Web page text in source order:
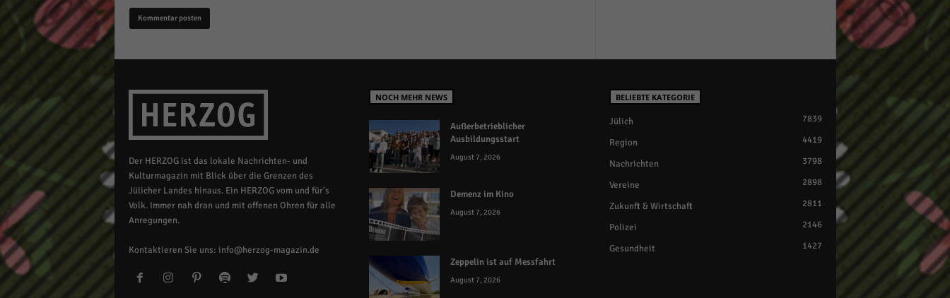
Der HERZOG ist das lokale Nachrichten- und
Kulturmagazin mit Blick über die Grenzen des
Jülicher Landes hinaus. Ein HERZOG vom und für's
Volk. Immer nah dran und mit offenen Ohren für alle
Anregungen.
Kontaktieren Sie uns: info@herzog-magazin.de
NOCH MEHR NEWS
Außerbetrieblicher
Ausbildungsstart
August 7, 2026
Demenz im Kino
August 7, 2026
Zeppelin ist auf Messfahrt
August 7, 2026
BELIEBTE KATEGORIE
Jülich 7839
Region 4419
Nachrichten 3798
Vereine 2898
Zukunft & Wirtschaft 2811
Polizei 2146
Gesundheit 1427